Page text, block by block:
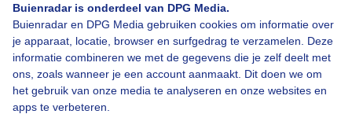
Buienradar is onderdeel van DPG Media.
Buienradar en DPG Media gebruiken cookies om informatie over
je apparaat, locatie, browser en surfgedrag te verzamelen. Deze
informatie combineren we met de gegevens die je zelf deelt met
ons, zoals wanneer je een account aanmaakt. Dit doen we om
het gebruik van onze media te analyseren en onze websites en
apps te verbeteren.
Bekijk slideshow